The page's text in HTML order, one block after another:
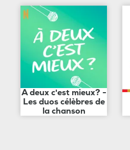
A deux c'est mieux? -
Les duos célèbres de
la chanson